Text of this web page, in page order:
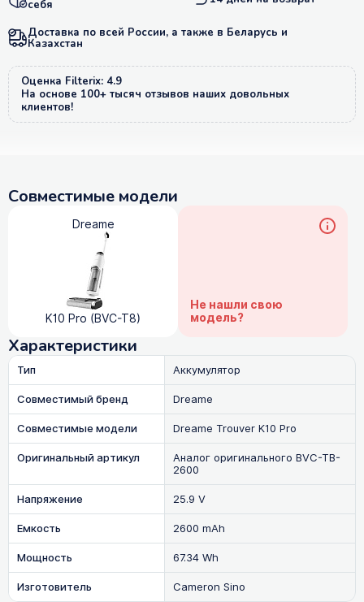
себя
Доставка по всей России, а также в Беларусь и
Казахстан
Оценка Filterix: 4.9
На основе 100+ тысяч отзывов наших довольных
клиентов!
Совместимые модели
Dreame
K10 Pro (BVC-T8)
Не нашли свою
модель?
Характеристики
Тип
Аккумулятор
Совместимый бренд
Dreame
Совместимые модели
Dreame Trouver K10 Pro
Оригинальный артикул
Аналог оригинального BVC-TB-
2600
Напряжение
25.9 V
Емкость
2600 mAh
Мощность
67.34 Wh
Изготовитель
Cameron Sino